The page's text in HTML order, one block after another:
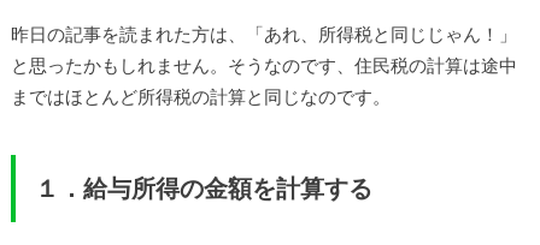
昨日の記事を読まれた方は、「あれ、所得税と同じじゃん！」
と思ったかもしれません。そうなのです、住民税の計算は途中
まではほとんど所得税の計算と同じなのです。
１．給与所得の金額を計算する